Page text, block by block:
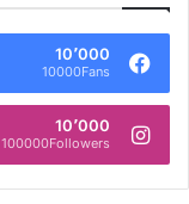
10٬000
10000Fans
10٬000
100000Followers